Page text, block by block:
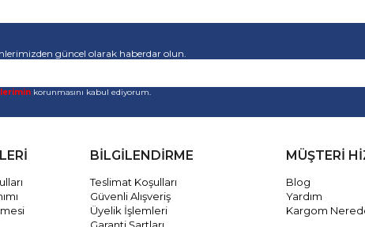
güncel olarak haberdar olun.
korunmasını kabul ediyorum.
BİLGİLENDİRME
Teslimat Koşulları
Güvenli Alışveriş
Üyelik İşlemleri
MÜŞTERİ
Blog
Yardım
Kargom